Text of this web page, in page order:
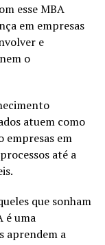
esse MBA
em empresas
e
o
atuem como
empresas em
até a
que sonham
é uma
aprendem a